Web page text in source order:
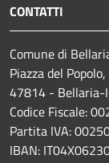
CONTATTI
Comune di
Piazza del
47814 - Bellaria-
Codice Fiscale:
Partita IVA:
IBAN: